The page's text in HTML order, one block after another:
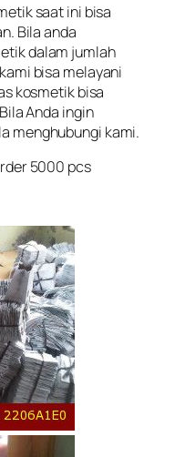
saat ini bisa
Bila anda
dalam jumlah
bisa melayani
kosmetik bisa
Anda ingin
menghubungi kami.
5000 pcs